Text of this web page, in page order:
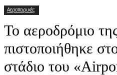
Αεροπορικές
Το αεροδρόμιο
πιστοποιήθηκε
στάδιο του